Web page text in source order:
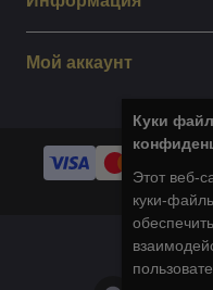
Мой аккаунт
© 2014 -
Куки
Этот веб-
куки-